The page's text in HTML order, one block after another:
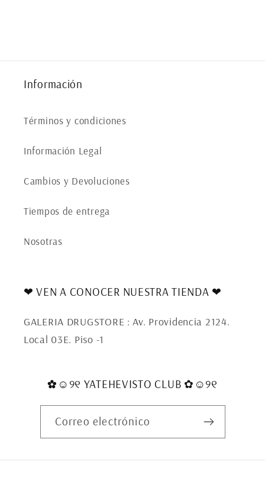
Información
Términos y condiciones
Información Legal
Cambios y Devoluciones
Tiempos de entrega
Nosotras
❤ VEN A CONOCER NUESTRA TIENDA ❤
GALERIA DRUGSTORE : Av. Providencia 2124.
Local 03E. Piso -1
✿☺︎୨୧ YATEHEVISTO CLUB ✿☺︎୨୧
Correo electrónico